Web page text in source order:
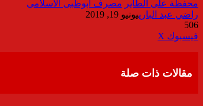
محفظة على الطاير مصرف ابوظبى الاسلامى
راضي عبد البارييونيو 19, 2019
506
فيسبوك ‫X
مقالات ذات صلة